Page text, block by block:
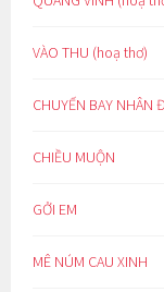
VÀO THU (hoạ thơ)
CHUYẾN BAY NHÂN
CHIỀU MUỘN
GỞI EM
MÊ NÚM CAU XINH